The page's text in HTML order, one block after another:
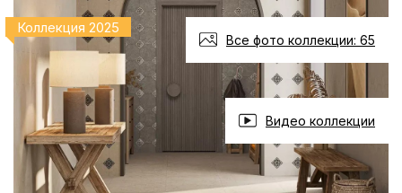
Коллекция 2025
Все фото коллекции: 65
Видео коллекции